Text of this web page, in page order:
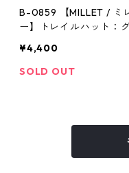
B-0859 【MILLET / ミ
ー】トレイルハット：グ
ト ピンク Mサイズ
¥4,400
SOLD OUT